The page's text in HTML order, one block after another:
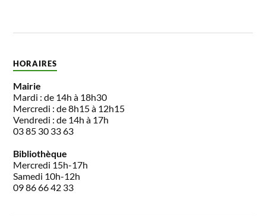
HORAIRES
Mairie
Mardi : de 14h à 18h30
Mercredi : de 8h15 à 12h15
Vendredi : de 14h à 17h
03 85 30 33 63
Bibliothèque
Mercredi 15h-17h
Samedi 10h-12h
09 86 66 42 33